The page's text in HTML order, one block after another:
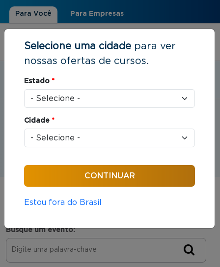
Para Você Para Empresas
Estudar em:Feira de Santana, BA
Você está aqui
Eventos
Busque um evento:
Selecione uma cidade para ver
nossas ofertas de cursos.
Estado *
Cidade *
Estou fora do Brasil